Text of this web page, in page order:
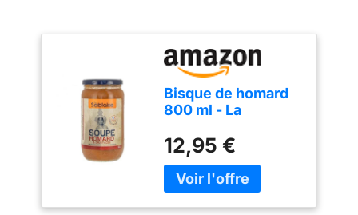
Bisque de homard
800 ml - La
12,95 €